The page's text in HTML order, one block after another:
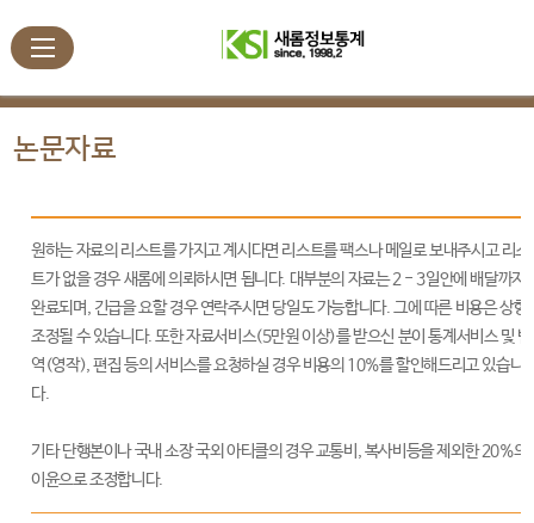
논문자료
원하는 자료의 리스트를 가지고 계시다면 리스트를 팩스나 메일로 보내주시고 리스
트가 없을 경우 새롬에 의뢰하시면 됩니다. 대부분의 자료는 2 - 3일안에 배달까지
완료되며, 긴급을 요할 경우 연락주시면 당일도 가능합니다. 그에 따른 비용은 상향
조정될 수 있습니다. 또한 자료서비스(5만원 이상)를 받으신 분이 통계서비스 및 번
역(영작), 편집 등의 서비스를 요청하실 경우 비용의 10%를 할인해드리고 있습니
다.
기타 단행본이나 국내 소장 국외 아티클의 경우 교통비, 복사비등을 제외한 20%의
이윤으로 조정합니다.